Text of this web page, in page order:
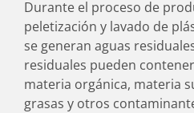
Durante el proceso de
peletización y lavado de
se generan aguas
residuales pueden
materia orgánica, materia
grasas y otros